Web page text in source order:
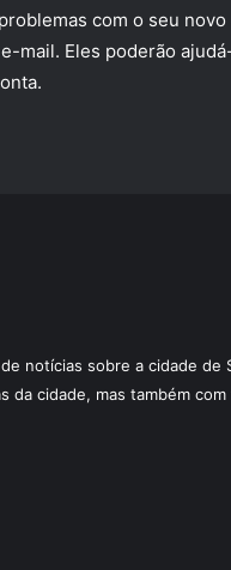
com o seu
mail. Eles poderão
notícias sobre a cidade de
da cidade, mas também